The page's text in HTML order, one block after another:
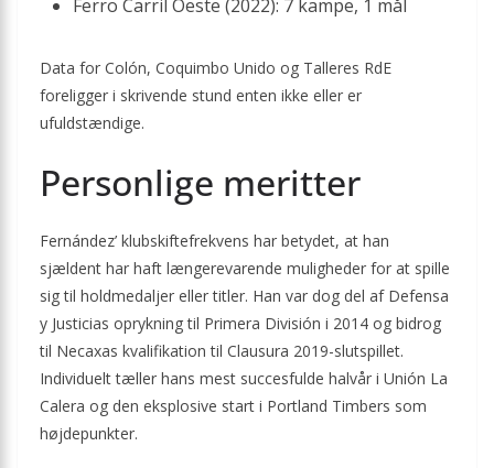
Ferro Carril Oeste (2022): 7 kampe, 1 mål
Data for Colón, Coquimbo Unido og Talleres RdE
foreligger i skrivende stund enten ikke eller er
ufuldstændige.
Personlige meritter
Fernández’ klubskiftefrekvens har betydet, at han
sjældent har haft længerevarende muligheder for at spille
sig til holdmedaljer eller titler. Han var dog del af Defensa
y Justicias oprykning til Primera División i 2014 og bidrog
til Necaxas kvalifikation til Clausura 2019-slutspillet.
Individuelt tæller hans mest succesfulde halvår i Unión La
Calera og den eksplosive start i Portland Timbers som
højdepunkter.